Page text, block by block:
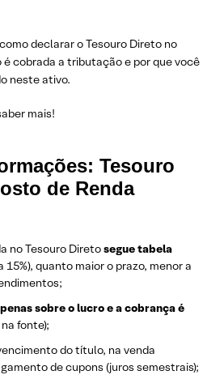
declarar o Tesouro Direto no
é cobrada a tributação e por que você
neste ativo.
mais!
Tesouro
de Renda
no Tesouro Diretosegue tabela
15%), quanto maior o prazo, menor a
sobre o lucro e a cobrança é
fonte);
do título, na venda
de cupons (juros semestrais);